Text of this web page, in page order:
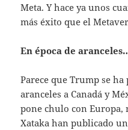
Meta. Y hace ya unos
más éxito que el
En época de
Parece que Trump se
aranceles a Canadá y
pone chulo con Europa,
Xataka han publicado